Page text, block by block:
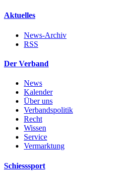
Aktuelles
News-Archiv
RSS
Der Verband
News
Kalender
Über uns
Verbandspolitik
Recht
Wissen
Service
Vermarktung
Schiesssport